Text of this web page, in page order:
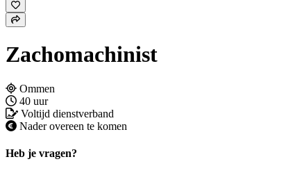
Zachomachinist
Ommen
40 uur
Voltijd dienstverband
Nader overeen te komen
Heb je vragen?